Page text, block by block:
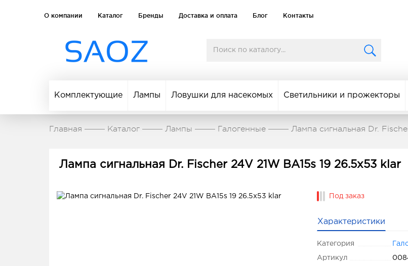
О компании Каталог Бренды Доставка и оплата Блог Контакты
Комплектующие Лампы Ловушки для насекомых Светильники и прожекторы
Главная Каталог Лампы Галогенные Лампа сигнальная Dr.
Лампа сигнальная Dr. Fischer 24V 21W BA15s 19 26.5x53 klar
Под заказ
Характеристики
Категория
Артикул